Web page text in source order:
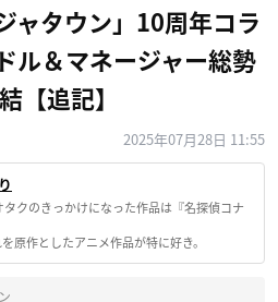
ャタウン」10周年コラ
ル＆マネージャー総勢
【追記】
2025年07月28日 11:55
クのきっかけになった作品は『名探偵コナ
原作としたアニメ作品が特に好き。